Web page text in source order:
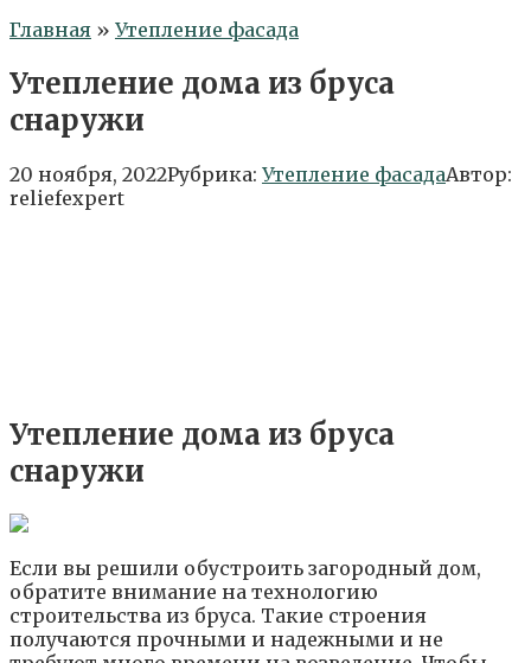
Главная » Утепление фасада
Утепление дома из бруса
снаружи
20 ноября, 2022Рубрика: Утепление фасадаАвтор:
reliefexpert
Утепление дома из бруса
снаружи
Если вы решили обустроить загородный дом,
обратите внимание на технологию
строительства из бруса. Такие строения
получаются прочными и надежными и не